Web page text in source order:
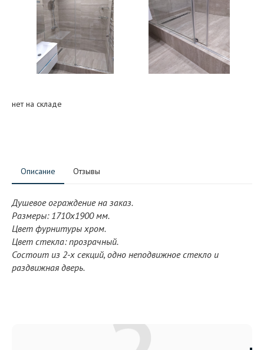
нет на складе
Описание Отзывы
Душевое ограждение на заказ.
Размеры: 1710x1900 мм.
Цвет фурнитуры хром.
Цвет стекла: прозрачный.
Состоит из 2-х секций, одно неподвижное стекло и
раздвижная дверь.